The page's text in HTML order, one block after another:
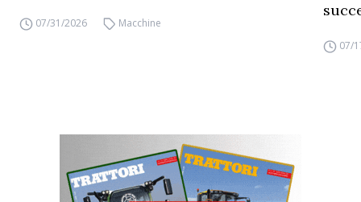
07/31/2026 Macchine
07/